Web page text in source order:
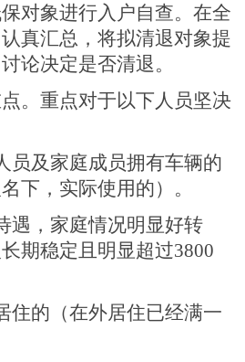
对象进行入户自查。在全
真汇总，将拟清退对象提
论决定是否清退。
。重点对于以下人员坚决
员及家庭成员拥有车辆的
下，实际使用的）。
遇，家庭情况明显好转
期稳定且明显超过3800
住的（在外居住已经满一